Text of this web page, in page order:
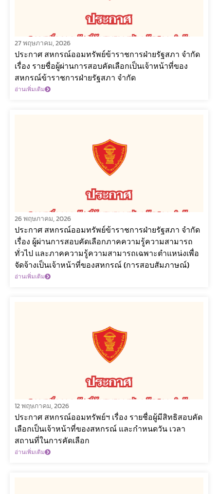
27 พฤษภาคม, 2026
ประกาศ สหกรณ์ออมทรัพย์ข้าราชการฝ่ายรัฐสภา จำกัด
เรื่อง รายชื่อผู้ผ่านการสอบคัดเลือกเป็นเจ้าหน้าที่ของ
สหกรณ์ข้าราชการฝ่ายรัฐสภา จำกัด
อ่านเพิ่มเติม
26 พฤษภาคม, 2026
ประกาศ สหกรณ์ออมทรัพย์ข้าราชการฝ่ายรัฐสภา จำกัด
เรื่อง ผู้ผ่านการสอบคัดเลือกภาคความรู้ความสามารถ
ทั่วไป และภาคความรู้ความสามารถเฉพาะตำแหน่งเพื่อ
จัดจ้างเป็นเจ้าหน้าที่ของสหกรณ์ (การสอบสัมภาษณ์)
อ่านเพิ่มเติม
12 พฤษภาคม, 2026
ประกาศ สหกรณ์ออมทรัพย์ฯ เรื่อง รายชื่อผู้มีสิทธิสอบคัด
เลือกเป็นเจ้าหน้าที่ของสหกรณ์ และกำหนดวัน เวลา
สถานที่ในการคัดเลือก
อ่านเพิ่มเติม